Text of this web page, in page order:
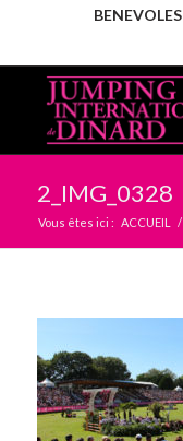
BENEVOLES
2_IMG_0328
Vous êtes ici : ACCUEIL /